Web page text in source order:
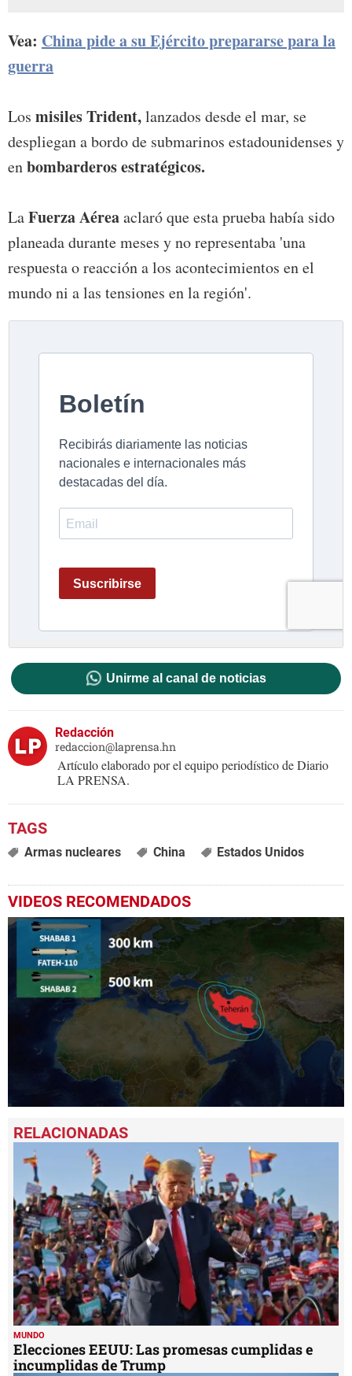
Vea: China pide a su Ejército prepararse para la
guerra
Los misiles Trident,lanzados desde el mar, se
despliegan a bordo de submarinos estadounidenses y
enbombarderos estratégicos.
LaFuerza Aéreaaclaró que esta prueba había sido
planeada durante meses y no representaba 'una
respuesta o reacción a los acontecimientos en el
mundo ni a las tensiones en la región'.
Unirme al canal de noticias
Redacción
redaccion@laprensa.hn
Artículo elaborado por el equipo periodístico de Diario
LA PRENSA.
Armas nucleares China Estados Unidos
VIDEOS RECOMENDADOS
seconds
of
seconds
MUNDO
Elecciones EEUU: Las promesas cumplidas e
incumplidas de Trump